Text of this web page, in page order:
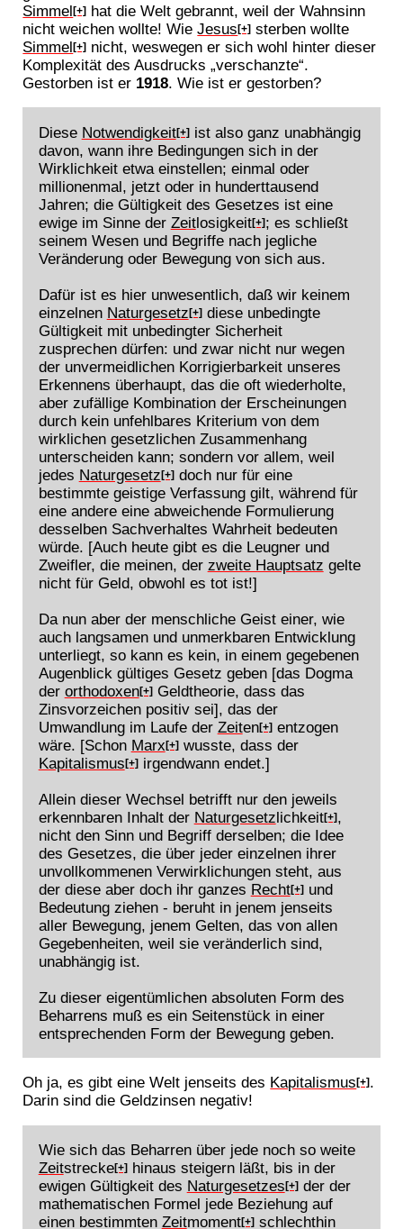
Simmel[+] hat die Welt gebrannt, weil der Wahnsinn
nicht weichen wollte! WieJesus[+] sterben wollte
Simmel[+] nicht, weswegen er sich wohl hinter dieser
Komplexität des Ausdrucks „verschanzte“.
Gestorben ist er 1918. Wie ist er gestorben?
Diese Notwendigkeit[+]ist also ganz unabhängig
davon, wann ihre Bedingungen sich in der
Wirklichkeit etwa einstellen; einmal oder
millionenmal, jetzt oder in hunderttausend
Jahren; die Gültigkeit des Gesetzes ist eine
ewige im Sinne der Zeitlosigkeit[+]; es schließt
seinem Wesen und Begriffe nach jegliche
Veränderung oder Bewegung von sich aus.
Dafür ist es hier unwesentlich, daß wir keinem
einzelnen Naturgesetz[+]diese unbedingte
Gültigkeit mit unbedingter Sicherheit
zusprechen dürfen: und zwar nicht nur wegen
der unvermeidlichen Korrigierbarkeit unseres
Erkennens überhaupt, das die oft wiederholte,
aber zufällige Kombination der Erscheinungen
durch kein unfehlbares Kriterium von dem
wirklichen gesetzlichen Zusammenhang
unterscheiden kann; sondern vor allem, weil
jedes Naturgesetz[+]doch nur für eine
bestimmte geistige Verfassung gilt, während für
eine andere eine abweichende Formulierung
desselben Sachverhaltes Wahrheit bedeuten
würde. [Auch heute gibt es die Leugner und
Zweifler, die meinen, der zweite Hauptsatz gelte
nicht für Geld, obwohl es tot ist!]
Da nun aber der menschliche Geist einer, wie
auch langsamen und unmerkbaren Entwicklung
unterliegt, so kann es kein, in einem gegebenen
Augenblick gültiges Gesetz geben [das Dogma
der orthodoxen[+]Geldtheorie, dass das
Zinsvorzeichen positiv sei], das der
Umwandlung im Laufe der Zeiten[+]entzogen
wäre. [Schon Marx[+]wusste, dass der
Kapitalismus[+]irgendwann endet.]
Allein dieser Wechsel betrifft nur den jeweils
erkennbaren Inhalt der Naturgesetzlichkeit[+],
nicht den Sinn und Begriff derselben; die Idee
des Gesetzes, die über jeder einzelnen ihrer
unvollkommenen Verwirklichungen steht, aus
der diese aber doch ihr ganzes Recht[+]und
Bedeutung ziehen - beruht in jenem jenseits
aller Bewegung, jenem Gelten, das von allen
Gegebenheiten, weil sie veränderlich sind,
unabhängig ist.
Zu dieser eigentümlichen absoluten Form des
Beharrens muß es ein Seitenstück in einer
entsprechenden Form der Bewegung geben.
Oh ja, es gibt eine Welt jenseits des Kapitalismus[+] .
Darin sind die Geldzinsen negativ!
Wie sich das Beharren über jede noch so weite
Zeitstrecke[+]hinaus steigern läßt, bis in der
ewigen Gültigkeit des Naturgesetzes[+]der der
mathematischen Formel jede Beziehung auf
einen bestimmten Zeitmoment[+]schlechthin